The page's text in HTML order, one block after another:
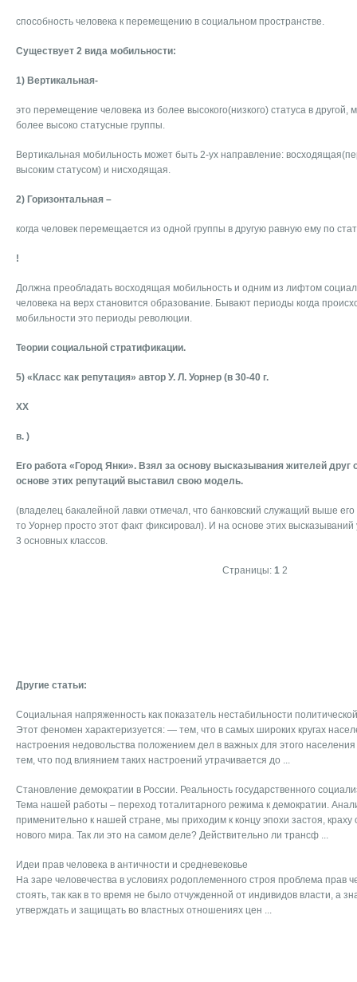
способность человека к перемещению в социальном пространстве.
Существует 2 вида мобильности:
1) Вертикальная-
это перемещение человека из более высокого(низкого) статуса в другой,
более высоко статусные группы.
Вертикальная мобильность может быть 2-ух направление:
высоким статусом) и нисходящая.
2) Горизонтальная –
когда человек перемещается из одной группы в другую равную ему по
!
Должна преобладать восходящая мобильность и одним из лифтом
человека на верх становится образование. Бывают периоды когда
мобильности это периоды революции.
Теории социальной стратификации.
5) «Класс как репутация» автор У. Л. Уорнер (в 30-40 г.
XX
в. )
Его работа «Город Янки». Взял за основу высказывания жителей друг
основе этих репутаций выставил свою модель.
(владелец бакалейной лавки отмечал, что банковский служащий выше
то Уорнер просто этот факт фиксировал). И на основе этих высказываний
3 основных классов.
Страницы: 1 2
Другие статьи:
Социальная напряженность как показатель нестабильности
Этот феномен характеризуется: — тем, что в самых широких кругах
настроения недовольства положением дел в важных для этого
тем, что под влиянием таких настроений утрачивается до ...
Становление демократии в России. Реальность государственного
Тема нашей работы – переход тоталитарного режима к демократии.
применительно к нашей стране, мы приходим к концу эпохи застоя, краху
нового мира. Так ли это на самом деле? Действительно ли трансф ...
Идеи прав человека в античности и средневековье
На заре человечества в условиях родоплеменного строя проблема прав
стоять, так как в то время не было отчужденной от индивидов власти, а
утверждать и защищать во властных отношениях цен ...